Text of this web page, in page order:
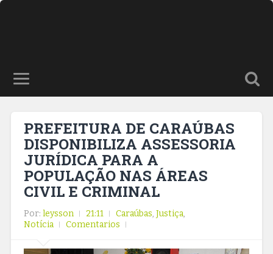
PREFEITURA DE CARAÚBAS
DISPONIBILIZA ASSESSORIA
JURÍDICA PARA A
POPULAÇÃO NAS ÁREAS
CIVIL E CRIMINAL
Por: leysson 21:11 Caraúbas, Justiça,
Notícia
Comentarios